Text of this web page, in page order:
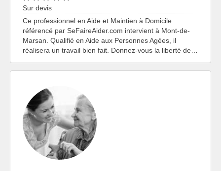
Sur devis
Ce professionnel en Aide et Maintien à Domicile
référencé par SeFaireAider.com intervient à Mont-de-
Marsan. Qualifié en Aide aux Personnes Agées, il
réalisera un travail bien fait. Donnez-vous la liberté de…